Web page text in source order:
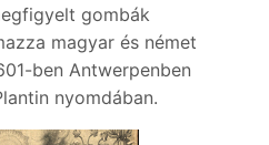
gombák
magyar és német
ben Antwerpenben
nyomdában.